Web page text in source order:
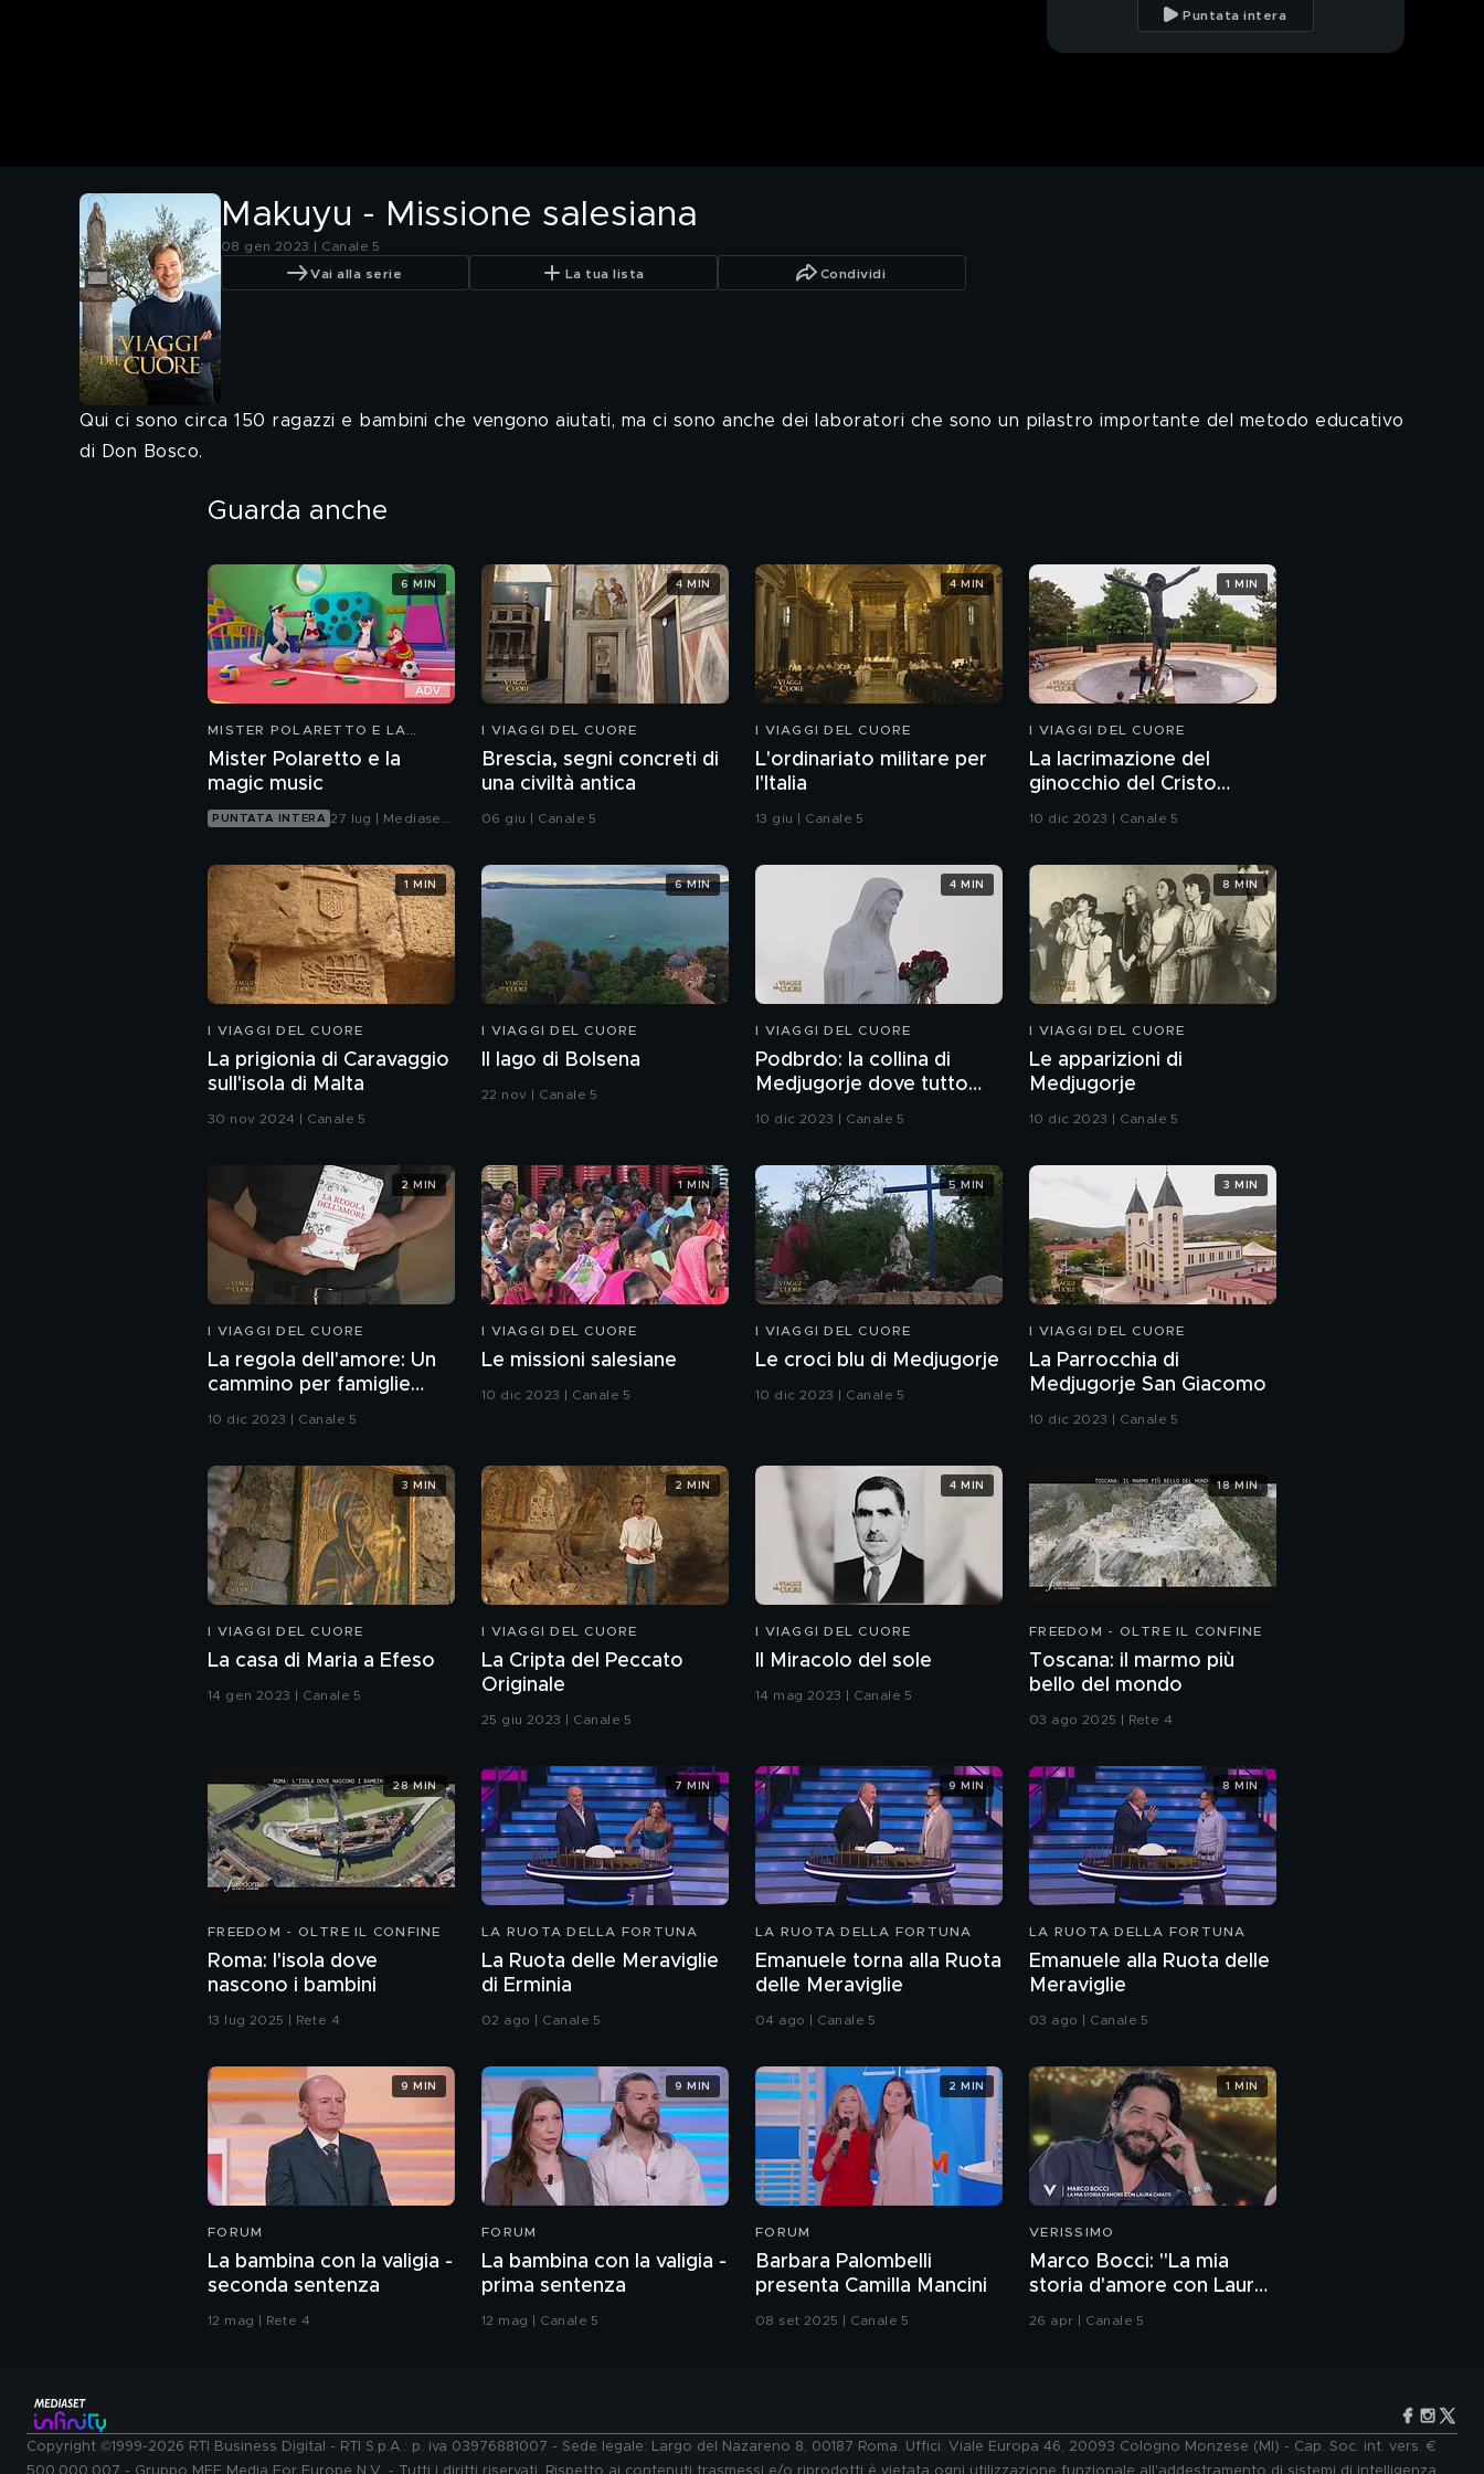
Puntata intera
Makuyu - Missione salesiana
08 gen 2023 | Canale 5
Vai alla serie La tua lista Condividi
Qui ci sono circa 150 ragazzi e bambini che vengono aiutati, ma ci sono anche dei laboratori che sono un pilastro importante del metodo educativo
di Don Bosco.
Guarda anche
MISTER POLARETTO E LA
Mister Polaretto e la
magic music
PUNTATA INTERA 27 lug | Mediaset
6 MIN
I VIAGGI DEL CUORE
Brescia, segni concreti di
una civiltà antica
06 giu | Canale 5
4 MIN
I VIAGGI DEL CUORE
L'ordinariato militare per
l'Italia
13 giu | Canale 5
4 MIN
I VIAGGI DEL CUORE
La lacrimazione del
ginocchio del Cristo
10 dic 2023 | Canale 5
1 MIN
I VIAGGI DEL CUORE
La prigionia di Caravaggio
sull'isola di Malta
30 nov 2024 | Canale 5
1 MIN
I VIAGGI DEL CUORE
Il lago di Bolsena
22 nov | Canale 5
6 MIN
I VIAGGI DEL CUORE
Podbrdo: la collina di
Medjugorje dove tutto
10 dic 2023 | Canale 5
4 MIN
I VIAGGI DEL CUORE
Le apparizioni di
Medjugorje
10 dic 2023 | Canale 5
8 MIN
I VIAGGI DEL CUORE
La regola dell'amore: Un
cammino per famiglie
nell'epoca dell'incertezza
10 dic 2023 | Canale 5
2 MIN
I VIAGGI DEL CUORE
Le missioni salesiane
10 dic 2023 | Canale 5
1 MIN
I VIAGGI DEL CUORE
Le croci blu di Medjugorje
10 dic 2023 | Canale 5
5 MIN
I VIAGGI DEL CUORE
La Parrocchia di
Medjugorje San Giacomo
10 dic 2023 | Canale 5
3 MIN
I VIAGGI DEL CUORE
La casa di Maria a Efeso
14 gen 2023 | Canale 5
3 MIN
I VIAGGI DEL CUORE
La Cripta del Peccato
Originale
25 giu 2023 | Canale 5
2 MIN
I VIAGGI DEL CUORE
Il Miracolo del sole
14 mag 2023 | Canale 5
4 MIN
FREEDOM - OLTRE IL CONFINE
Toscana: il marmo più
bello del mondo
03 ago 2025 | Rete 4
18 MIN
FREEDOM - OLTRE IL CONFINE
Roma: l'isola dove
nascono i bambini
13 lug 2025 | Rete 4
28 MIN
LA RUOTA DELLA FORTUNA
La Ruota delle Meraviglie
di Erminia
02 ago | Canale 5
7 MIN
LA RUOTA DELLA FORTUNA
Emanuele torna alla Ruota
delle Meraviglie
04 ago | Canale 5
9 MIN
LA RUOTA DELLA FORTUNA
Emanuele alla Ruota delle
Meraviglie
03 ago | Canale 5
8 MIN
FORUM
La bambina con la valigia -
seconda sentenza
12 mag | Rete 4
9 MIN
FORUM
La bambina con la valigia -
prima sentenza
12 mag | Canale 5
9 MIN
FORUM
Barbara Palombelli
presenta Camilla Mancini
08 set 2025 | Canale 5
2 MIN
VERISSIMO
Marco Bocci: "La mia
storia d'amore con Laura
Chiatti"
26 apr | Canale 5
1 MIN
Copyright ©1999-2026 RTI Business Digital - RTI S.p.A.: p. iva 03976881007 - Sede legale: Largo del Nazareno 8, 00187 Roma. Uffici: Viale Europa 46, 20093 Cologno Monzese (MI) - Cap. Soc. int. vers. €